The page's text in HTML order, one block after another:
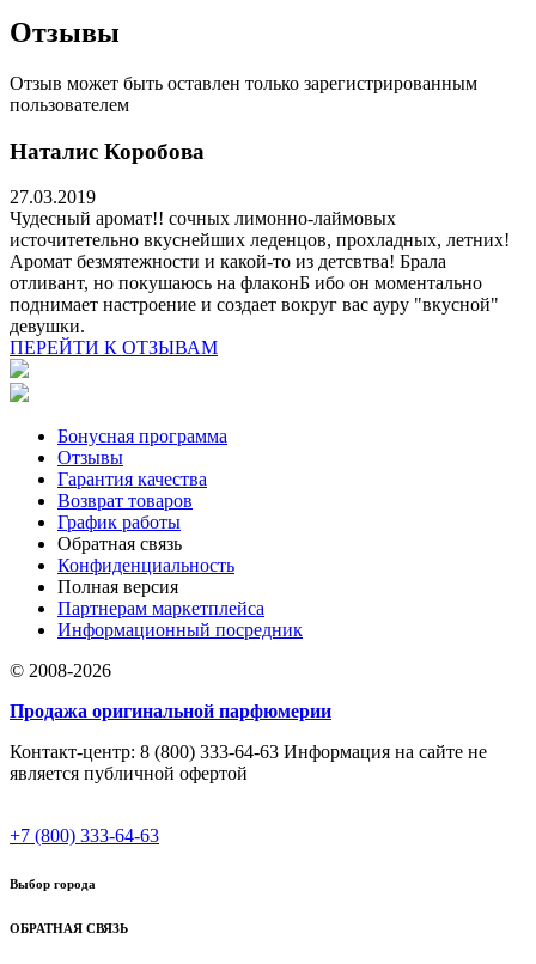
Отзывы
Отзыв может быть оставлен только зарегистрированным
пользователем
Наталис Коробова
27.03.2019
Чудесный аромат!! сочных лимонно-лаймовых
источитетельно вкуснейших леденцов, прохладных, летних!
Аромат безмятежности и какой-то из детсвтва! Брала
отливант, но покушаюсь на флаконБ ибо он моментально
поднимает настроение и создает вокруг вас ауру "вкусной"
девушки.
ПЕРЕЙТИ К ОТЗЫВАМ
Бонусная программа
Отзывы
Гарантия качества
Возврат товаров
График работы
Обратная связь
Конфиденциальность
Полная версия
Партнерам маркетплейса
Информационный посредник
© 2008-2026
Продажа оригинальной парфюмерии
Контакт-центр: 8 (800) 333-64-63 Информация на сайте не
является публичной офертой
+7 (800) 333-64-63
Выбор города
ОБРАТНАЯ СВЯЗЬ